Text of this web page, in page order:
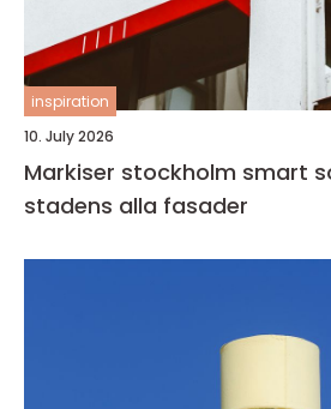
inspiration
10. July 2026
Markiser stockholm smart solskydd för
stadens alla fasader